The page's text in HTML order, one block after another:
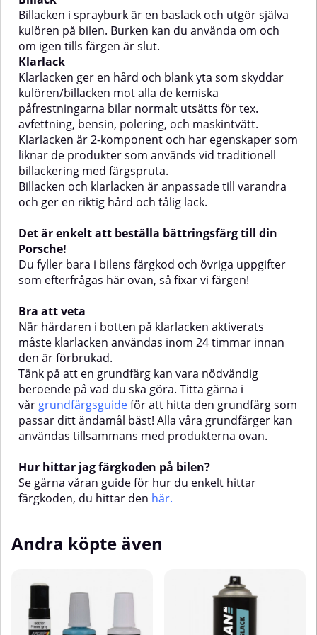
används vid traditionell
billackering med
färgspruta.Billacken och
klarlacken är anpassade till
varandra och ger en riktig hård
och tålig lack.Det är enkelt att
beställa bättringsfärg till din
Volvo!Du fyller bara i bilens
färgkod och övriga uppgifter som
efterfrågas här ovan, så fixar vi
färgen!Bra att vetaNär härdaren i
botten på klarlacken aktiverats
måste klarlacken användas inom
24 timmar innan den är
förbrukad.Tänk på att en
grundfärg kan vara nödvändig
Titta gärna i
vår grundfärgsguide för att hitta
den grundfärg som passar ditt
ändamål bäst! Alla våra
grundfärger kan användas
tillsammans med produkterna
bilen?Se gärna våran guide för
hur du enkelt hittar färgkoden,
du hittar den här.
används vid traditionell
billackering med
färgspruta.Billacken och
och tålig lack.Det är enkelt att
beställa bättringsfärg till din
Honda!Du fyller bara i bilens
färgkod och övriga uppgifter som
efterfrågas här ovan, så fixar vi
färgen!Bra att vetaNär härdaren i
botten på klarlacken aktiverats
måste klarlacken användas inom
24 timmar innan den är
förbrukad.Tänk på att en
grundfärg kan vara nödvändig
Titta gärna i vår grundfärgsguide
för att hitta den grundfärg som
våra grundfärger kan användas
tillsammans med produkterna
ovan.Hur hittar jag färgkoden på
du hittar den här.
Billacken i sprayburk är en baslack och utgör själva
kulören på bilen. Burken kan du använda om och
om igen tills färgen är slut.
Klarlack
Klarlacken ger en hård och blank yta som skyddar
kulören/billacken mot alla de kemiska
påfrestningarna bilar normalt utsätts för tex.
avfettning, bensin, polering, och maskintvätt.
Klarlacken är 2-komponent och har egenskaper som
liknar de produkter som används vid traditionell
billackering med färgspruta.
Billacken och klarlacken är anpassade till varandra
och ger en riktig hård och tålig lack.
Det är enkelt att beställa bättringsfärg till din
Porsche!
Du fyller bara i bilens färgkod och övriga uppgifter
som efterfrågas här ovan, så fixar vi färgen!
Bra att veta
När härdaren i botten på klarlacken aktiverats
måste klarlacken användas inom 24 timmar innan
den är förbrukad.
Tänk på att en grundfärg kan vara nödvändig
beroende på vad du ska göra. Titta gärna i
vår grundfärgsguideför att hitta den grundfärg som
passar ditt ändamål bäst! Alla våra grundfärger kan
användas tillsammans med produkterna ovan.
Hur hittar jag färgkoden på bilen?
Se gärna våran guide för hur du enkelt hittar
färgkoden, du hittar den här.
Andra köpte även